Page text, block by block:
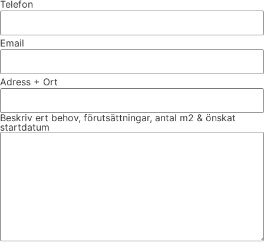
Telefon
Email
Adress + Ort
Beskriv ert behov, förutsättningar, antal m2 & önskat
startdatum